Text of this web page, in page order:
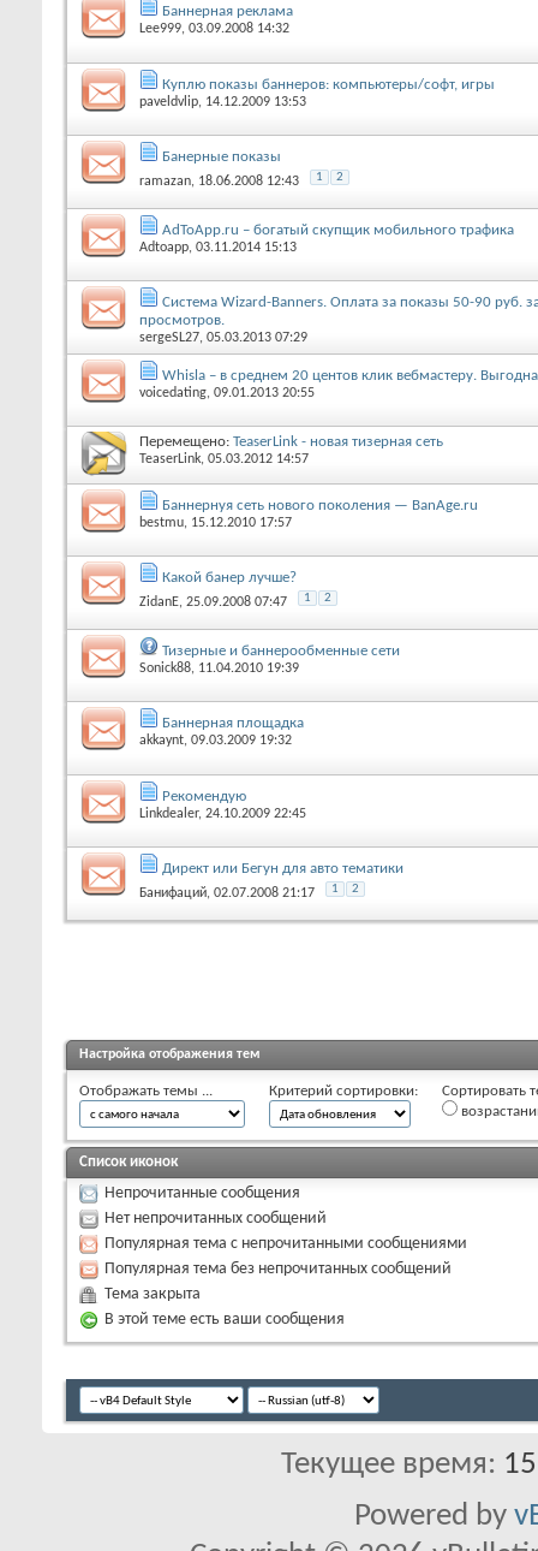
Баннерная реклама
Lee999, 03.09.2008 14:32
Куплю показы баннеров: компьютеры/софт, игры
paveldvlip, 14.12.2009 13:53
Банерные показы
ramazan, 18.06.2008 12:43 1 2
AdToApp.ru – богатый скупщик мобильного трафика
Adtoapp, 03.11.2014 15:13
Система Wizard-Banners. Оплата за показы 50-90 руб.
просмотров.
sergeSL27, 05.03.2013 07:29
Whisla – в среднем 20 центов клик вебмастеру.
voicedating, 09.01.2013 20:55
Перемещено: TeaserLink - новая тизерная сеть
TeaserLink, 05.03.2012 14:57
Баннернуя сеть нового поколения — BanAge.ru
bestmu, 15.12.2010 17:57
Какой банер лучше?
ZidanE, 25.09.2008 07:47 1 2
Тизерные и баннерообменные сети
Sonick88, 11.04.2010 19:39
Баннерная площадка
akkaynt, 09.03.2009 19:32
Рекомендую
Linkdealer, 24.10.2009 22:45
Директ или Бегун для авто тематики
Банифаций, 02.07.2008 21:17 1 2
Настройка отображения тем
Отображать темы ... Критерий сортировки:
Сортировать
Список иконок
Непрочитанные сообщения
Нет непрочитанных сообщений
Популярная тема с непрочитанными сообщениями
Популярная тема без непрочитанных сообщений
Тема закрыта
В этой теме есть ваши сообщения
Текущее время:
Powered by